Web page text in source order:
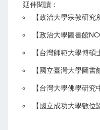
延伸閱讀：
【政治大學宗教研究
【政治大學圖書館
【台灣師範大學博碩
【 國立臺灣大學圖書
【台灣大學佛學研究
【 國立成功大學數位